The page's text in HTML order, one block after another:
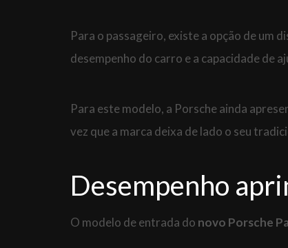
Para o passageiro, existe a opção de um
desempenho do carro e a capacidade de
Para este modelo, a Porsche ainda
vez que a marca deixa de lado o seu
Desempenho
O modelo de entrada do novo Porsche